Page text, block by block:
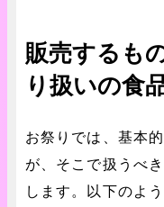
販売するも
り扱いの食
お祭りでは、基本
が、そこで扱うべ
します。以下のよ